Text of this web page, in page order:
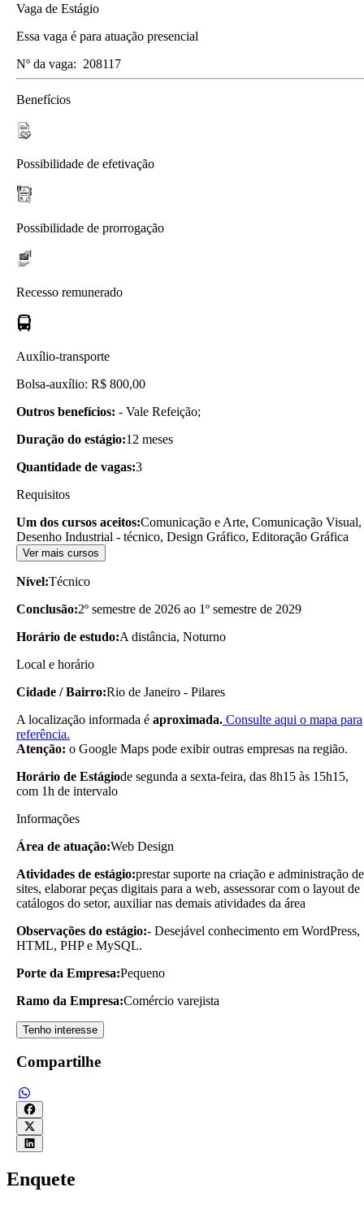
Vaga de Estágio
Essa vaga é para atuação presencial
Nº da vaga: 208117
Benefícios
Possibilidade de efetivação
Possibilidade de prorrogação
Recesso remunerado
Auxílio-transporte
Bolsa-auxílio: R$ 800,00
Outros benefícios: - Vale Refeição;
Duração do estágio:12 meses
Quantidade de vagas:3
Requisitos
Um dos cursos aceitos:Comunicação e Arte, Comunicação Visual,
Desenho Industrial - técnico, Design Gráfico, Editoração Gráfica
Ver mais cursos
Nível:Técnico
Conclusão:2º semestre de 2026 ao 1º semestre de 2029
Horário de estudo:A distância, Noturno
Local e horário
Cidade / Bairro:Rio de Janeiro - Pilares
A localização informada é aproximada. Consulte aqui o mapa para
referência.
Atenção: o Google Maps pode exibir outras empresas na região.
Horário de Estágiode segunda a sexta-feira, das 8h15 às 15h15,
com 1h de intervalo
Informações
Área de atuação:Web Design
Atividades de estágio:prestar suporte na criação e administração de
sites, elaborar peças digitais para a web, assessorar com o layout de
catálogos do setor, auxiliar nas demais atividades da área
Observações do estágio:- Desejável conhecimento em WordPress,
HTML, PHP e MySQL.
Porte da Empresa:Pequeno
Ramo da Empresa:Comércio varejista
Tenho interesse
Compartilhe
Enquete